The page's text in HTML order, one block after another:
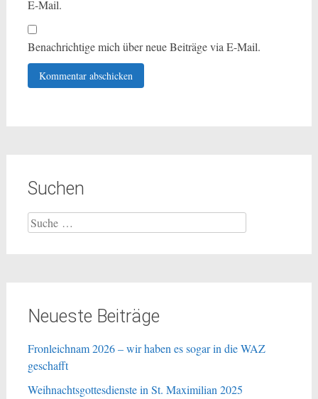
E-Mail.
Benachrichtige mich über neue Beiträge via E-Mail.
Suchen
Suche
nach:
Neueste Beiträge
Fronleichnam 2026 – wir haben es sogar in die WAZ
geschafft
Weihnachtsgottesdienste in St. Maximilian 2025